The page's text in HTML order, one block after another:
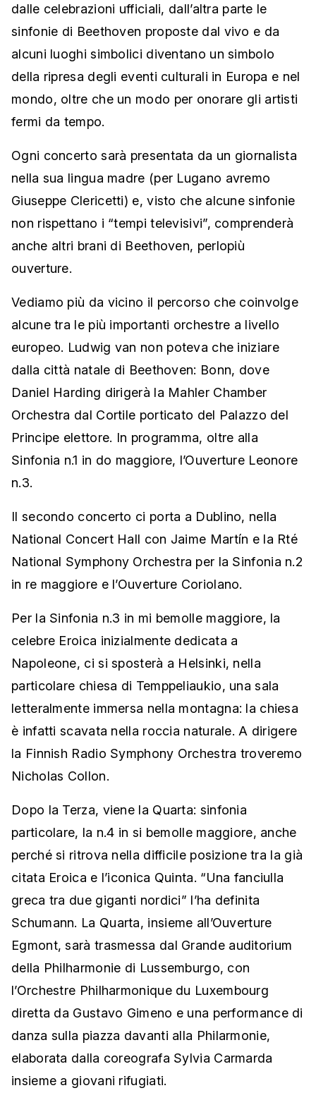
dalle celebrazioni ufficiali, dall’altra parte le
sinfonie di Beethoven proposte dal vivo e da
alcuni luoghi simbolici diventano un simbolo
della ripresa degli eventi culturali in Europa e nel
mondo, oltre che un modo per onorare gli artisti
fermi da tempo.
Ogni concerto sarà presentata da un giornalista
nella sua lingua madre (per Lugano avremo
Giuseppe Clericetti) e, visto che alcune sinfonie
non rispettano i “tempi televisivi”, comprenderà
anche altri brani di Beethoven, perlopiù
ouverture.
Vediamo più da vicino il percorso che coinvolge
alcune tra le più importanti orchestre a livello
europeo. Ludwig van non poteva che iniziare
dalla città natale di Beethoven: Bonn, dove
Daniel Harding dirigerà la Mahler Chamber
Orchestra dal Cortile porticato del Palazzo del
Principe elettore. In programma, oltre alla
Sinfonia n.1 in do maggiore, l’Ouverture Leonore
n.3.
Il secondo concerto ci porta a Dublino, nella
National Concert Hall con Jaime Martín e la Rté
National Symphony Orchestra per la Sinfonia n.2
in re maggiore e l’Ouverture Coriolano.
Per la Sinfonia n.3 in mi bemolle maggiore, la
celebre Eroica inizialmente dedicata a
Napoleone, ci si sposterà a Helsinki, nella
particolare chiesa di Temppeliaukio, una sala
letteralmente immersa nella montagna: la chiesa
è infatti scavata nella roccia naturale. A dirigere
la Finnish Radio Symphony Orchestra troveremo
Nicholas Collon.
Dopo la Terza, viene la Quarta: sinfonia
particolare, la n.4 in si bemolle maggiore, anche
perché si ritrova nella difficile posizione tra la già
citata Eroica e l’iconica Quinta. “Una fanciulla
greca tra due giganti nordici” l’ha definita
Schumann. La Quarta, insieme all’Ouverture
Egmont, sarà trasmessa dal Grande auditorium
della Philharmonie di Lussemburgo, con
l’Orchestre Philharmonique du Luxembourg
diretta da Gustavo Gimeno e una performance di
danza sulla piazza davanti alla Philarmonie,
elaborata dalla coreografa Sylvia Carmarda
insieme a giovani rifugiati.